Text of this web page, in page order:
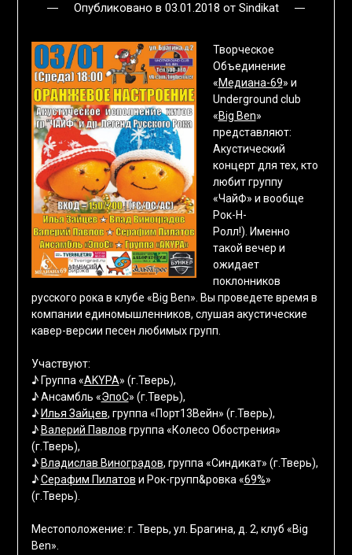
Опубликовано в 03.01.2018 от Sindikat
Творческое
Объединение
«Медиана-69» и
Underground club
«Big Ben»
представляют:
Акустический
концерт для тех, кто
любит группу
«ЧайФ» и вообще
Рок-Н-
Ролл!). Именно
такой вечер и
ожидает
поклонников
русского рока в клубе «Big Ben». Вы проведете время в
компании единомышленников, слушая акустические
кавер-версии песен любимых групп.
Участвуют:
♪ Группа «AKYPA» (г.Тверь),
♪ Ансамбль «ЭпоС» (г.Тверь),
♪ Илья Зайцев, группа «Порт13Вейн» (г.Тверь),
♪ Валерий Павлов группа «Колесо Обострения»
(г.Тверь),
♪ Владислав Виноградов, группа «Синдикат» (г.Тверь),
♪Серафим Пилатов и Рок-групп&ровка «69%»
(г.Тверь).
Местоположение: г. Тверь, ул. Брагина, д. 2, клуб «Big
Ben».